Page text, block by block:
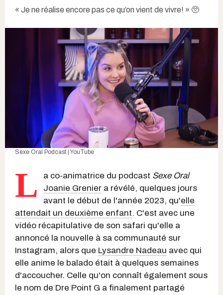
« Je ne réalise encore pas ce qu’on vient de vivre! » 🥺
Sexe Oral Podcast | YouTube
L a co-animatrice du podcast Sexe Oral
Joanie Grenier a révélé, quelques jours
avant le début de l'année 2023, qu'elle
attendait un deuxième enfant. C'est avec une
vidéo récapitulative de son safari qu'elle a
annoncé la nouvelle à sa communauté sur
Instagram, alors que Lysandre Nadeau avec qui
elle anime le balado était à quelques semaines
d'accoucher. Celle qu'on connaît également sous
le nom de Dre Point G a finalement partagé